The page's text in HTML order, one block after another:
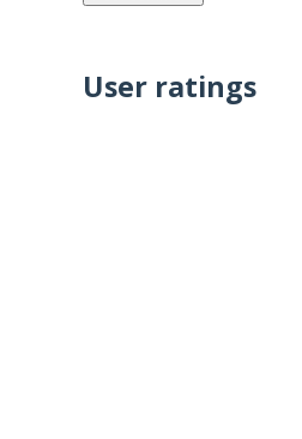
User ratings